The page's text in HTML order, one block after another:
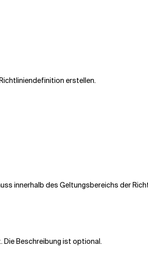
erstellen.
innerhalb des Geltungsbereichs der
Die Beschreibung ist optional.